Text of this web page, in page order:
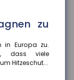
zu
in Europa zu.
dass viele
Hitzeschut...
Körper stark und
enden. Das